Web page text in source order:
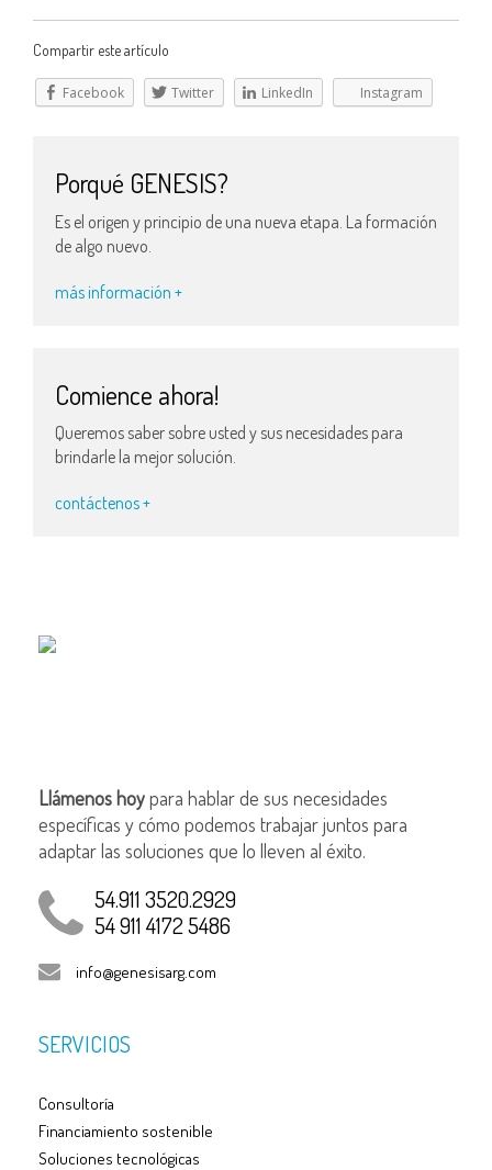
Compartir este artículo
Facebook Twitter LinkedIn Instagram
Porqué GENESIS?
Es el origen y principio de una nueva etapa. La formación
de algo nuevo.
más información +
Comience ahora!
Queremos saber sobre usted y sus necesidades para
brindarle la mejor solución.
contáctenos +
Llámenos hoypara hablar de sus necesidades
específicas y cómo podemos trabajar juntos para
adaptar las soluciones que lo lleven al éxito.
54.911 3520.2929
54 911 4172 5486
info@genesisarg.com
SERVICIOS
Consultoría
Financiamiento sostenible
Soluciones tecnológicas